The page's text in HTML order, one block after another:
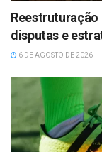
disputas e
6 DE AGOSTO DE 2026